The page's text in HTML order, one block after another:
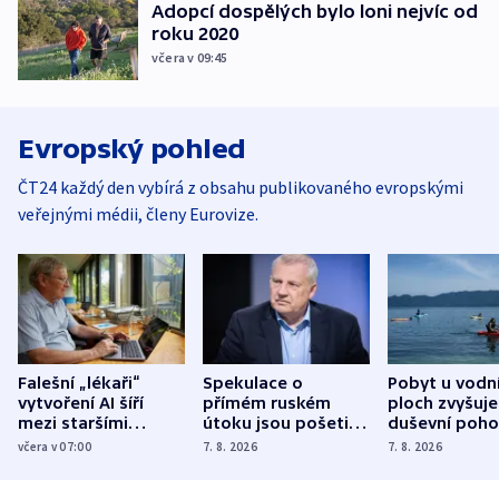
Adopcí dospělých bylo loni nejvíc od
roku 2020
včera v 09:45
Evropský pohled
ČT24 každý den vybírá z obsahu publikovaného evropskými
veřejnými médii, členy Eurovize.
Falešní „lékaři“
vytvoření AI šíří
mezi staršími
Poláky nebezpečné
včera v 07:00
Spekulace o
přímém ruském
útoku jsou pošetilé,
míní estonský
7. 8. 2026
Pobyt u
ploch zvyšuje
duševní
ukázala
7. 8. 2026